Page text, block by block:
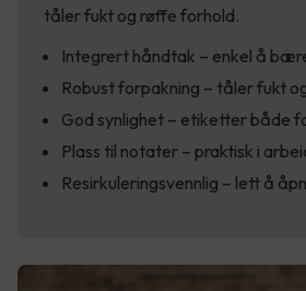
tåler fukt og røffe forhold.
Integrert håndtak – enkel å
Robust forpakning – tåler fukt
God synlighet – etiketter både
Plass til notater – praktisk i
Resirkuleringsvennlig – lett å